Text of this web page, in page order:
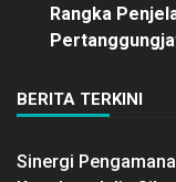
Rangka
BERITA TERKINI
Sinergi